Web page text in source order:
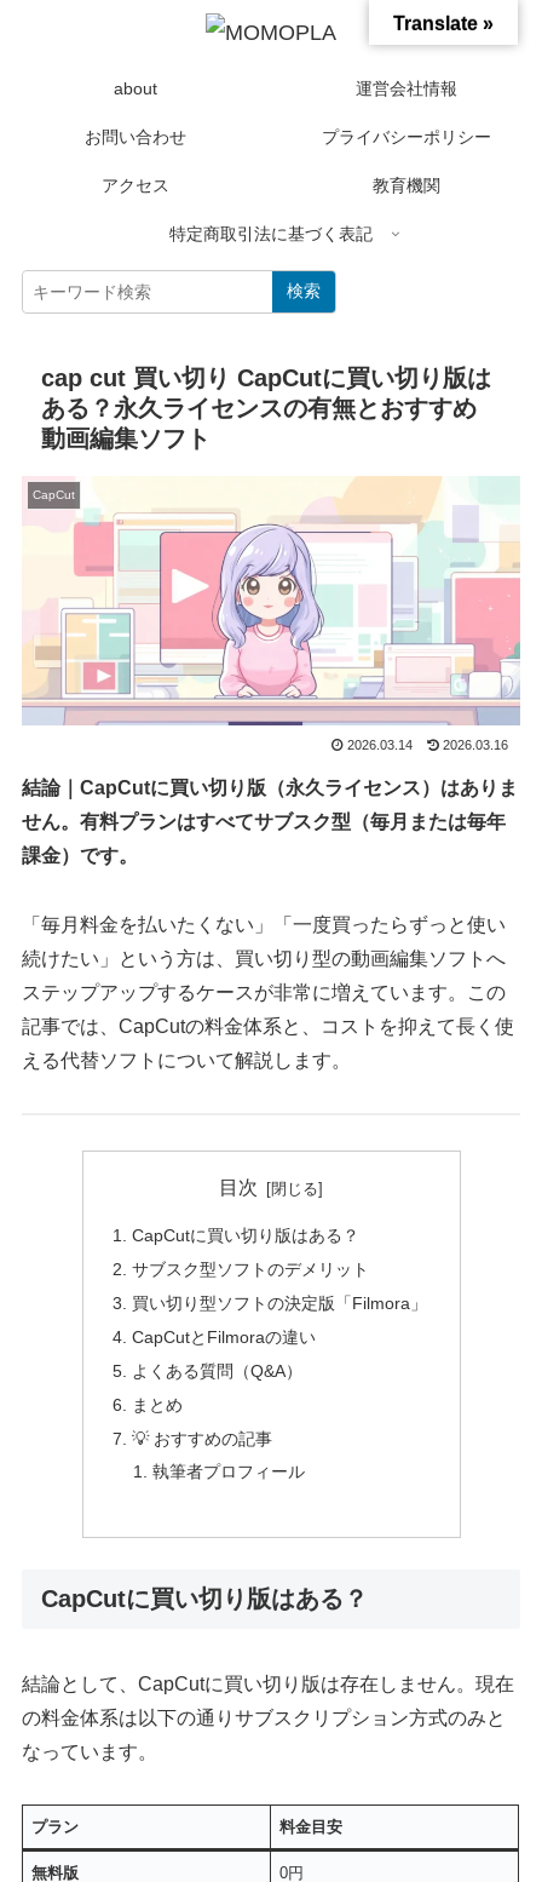
about 運営会社情報
お問い合わせ プライバシーポリシー
アクセス 教育機関
特定商取引法に基づく表記
検索
cap cut 買い切り CapCutに買い切り版は
ある？永久ライセンスの有無とおすすめ
動画編集ソフト
CapCut
2026.03.14 2026.03.16
結論｜CapCutに買い切り版（永久ライセンス）はありま
せん。有料プランはすべてサブスク型（毎月または毎年
課金）です。
「毎月料金を払いたくない」「一度買ったらずっと使い
続けたい」という方は、買い切り型の動画編集ソフトへ
ステップアップするケースが非常に増えています。この
記事では、CapCutの料金体系と、コストを抑えて長く使
える代替ソフトについて解説します。
目次
CapCutに買い切り版はある？
サブスク型ソフトのデメリット
買い切り型ソフトの決定版「Filmora」
CapCutとFilmoraの違い
よくある質問（Q&A）
まとめ
💡 おすすめの記事
執筆者プロフィール
CapCutに買い切り版はある？
結論として、CapCutに買い切り版は存在しません。現在
の料金体系は以下の通りサブスクリプション方式のみと
なっています。
プラン 料金目安
無料版 0円
Translate »